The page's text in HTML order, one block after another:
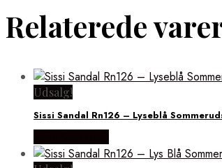
Relaterede
Udsalg!
Sissi Sandal Rn126 – Lyseblå